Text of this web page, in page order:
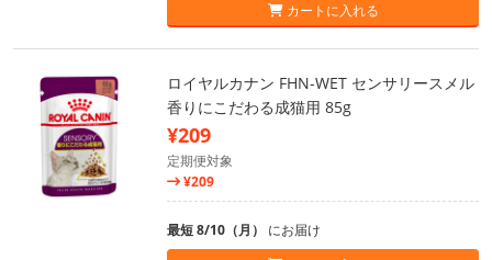
カートに入れる
ロイヤルカナン FHN-WET センサリースメル
香りにこだわる成猫用 85g
¥209
定期便対象
¥209
最短 8/10（月） にお届け